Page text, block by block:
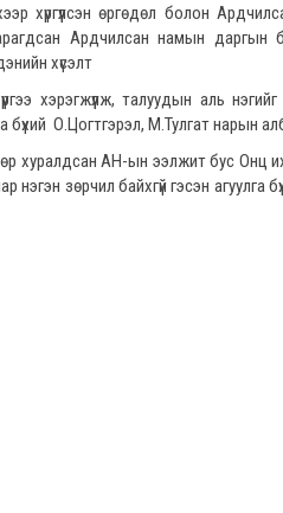
хүргүүлсэн өргөдөл болон
Ардчилсан намын даргын
хүсэлт
хэрэгжүүлж, талуудын аль нэгийг
бүхий О.Цогтгэрэл, М.Тулгат нарын
хуралдсан АН-ын ээлжит бус Онц
зөрчил байхгүй гэсэн агуулга